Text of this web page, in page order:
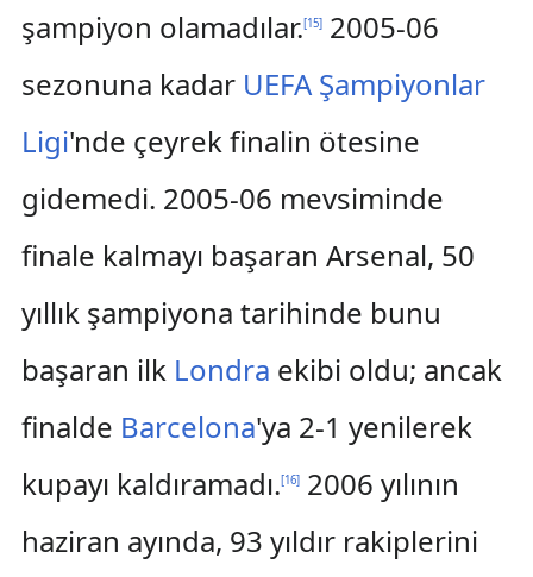
şampiyon olamadılar.[15]2005-06
sezonuna kadar UEFA Şampiyonlar
Ligi'nde çeyrek finalin ötesine
gidemedi. 2005-06 mevsiminde
finale kalmayı başaran Arsenal, 50
yıllık şampiyona tarihinde bunu
başaran ilk Londra ekibi oldu; ancak
finalde Barcelona'ya 2-1 yenilerek
kupayı kaldıramadı.[16]2006 yılının
haziran ayında, 93 yıldır rakiplerini